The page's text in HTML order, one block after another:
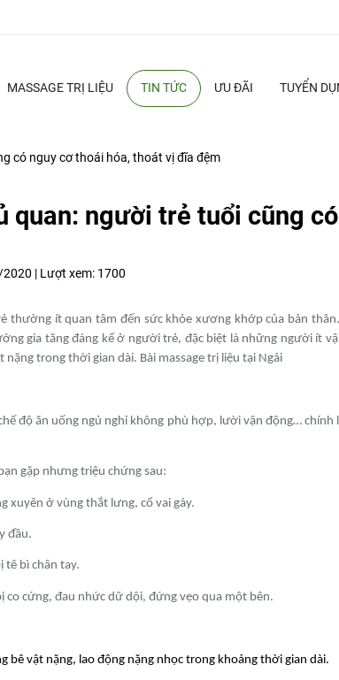
quan: người trẻ tuổi cũng
| Lượt xem: 1700
thường ít quan tâm đến sức khỏe xương khớp của bản
gia tăng đáng kể ở người trẻ, đặc biệt là những người ít
nặng trong thời gian dài. Bài massage trị liệu tại Ngải
độ ăn uống ngủ nghỉ không phù hợp, lười vận động…
gặp nhưng triệu chứng sau:
xuyên ở vùng thắt lưng, cổ vai gáy.
đầu.
bì chân tay.
co cứng, đau nhức dữ dội, đứng vẹo qua một bên.
bê vật nặng, lao động nặng nhọc trong khoảng thời gian dài.
có nguy cơ thoái hóa, thoát vị đĩa đệm
MASSAGE TRỊ LIỆU TIN TỨC ƯU ĐÃI TUYỂN